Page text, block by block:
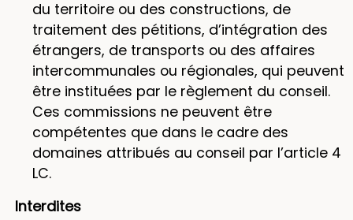
du territoire ou des constructions, de
traitement des pétitions, d’intégration des
étrangers, de transports ou des affaires
intercommunales ou régionales, qui peuvent
être instituées par le règlement du conseil.
Ces commissions ne peuvent être
compétentes que dans le cadre des
domaines attribués au conseil par l’article 4
LC.
Interdites